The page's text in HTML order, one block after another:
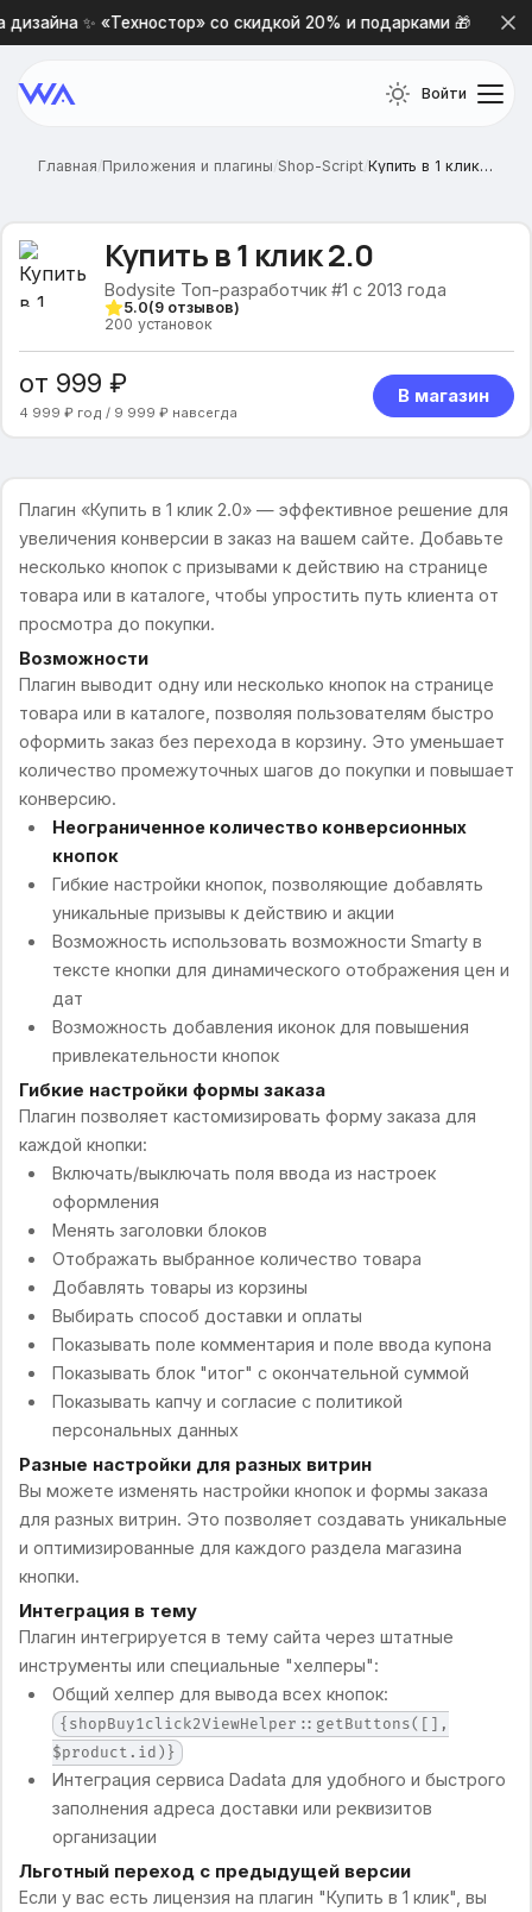
✨ «Техностор» со скидкой 20% и подарками 🎁
Войти
Главная/Приложения и плагины/Shop-Script/ Купить в 1 клик 2.0
Купить в 1 клик 2.0
Bodysite Топ-разработчик #1 с 2013 года
5.0(9отзывов)
200 установок
от 999 ₽
4 999 ₽ год / 9 999 ₽ навсегда
В магазин
Плагин «Купить в 1 клик 2.0» — эффективное решение для
увеличения конверсии в заказ на вашем сайте. Добавьте
несколько кнопок с призывами к действию на странице
товара или в каталоге, чтобы упростить путь клиента от
просмотра до покупки.
Возможности
Плагин выводит одну или несколько кнопок на странице
товара или в каталоге, позволяя пользователям быстро
оформить заказ без перехода в корзину. Это уменьшает
количество промежуточных шагов до покупки и повышает
конверсию.
Неограниченное количество конверсионных
кнопок
Гибкие настройки кнопок, позволяющие добавлять
уникальные призывы к действию и акции
Возможность использовать возможности Smarty в
тексте кнопки для динамического отображения цен и
дат
Возможность добавления иконок для повышения
привлекательности кнопок
Гибкие настройки формы заказа
Плагин позволяет кастомизировать форму заказа для
каждой кнопки:
Включать/выключать поля ввода из настроек
оформления
Менять заголовки блоков
Отображать выбранное количество товара
Добавлять товары из корзины
Выбирать способ доставки и оплаты
Показывать поле комментария и поле ввода купона
Показывать блок "итог" с окончательной суммой
Показывать капчу и согласие с политикой
персональных данных
Разные настройки для разных витрин
Вы можете изменять настройки кнопок и формы заказа
для разных витрин. Это позволяет создавать уникальные
и оптимизированные для каждого раздела магазина
кнопки.
Интеграция в тему
Плагин интегрируется в тему сайта через штатные
инструменты или специальные "хелперы":
Общий хелпер для вывода всех кнопок:
{shopBuy1click2ViewHelper::getButtons([],
$product.id)}
Интеграция сервиса Dadata для удобного и быстрого
заполнения адреса доставки или реквизитов
организации
Льготный переход с предыдущей версии
Если у вас есть лицензия на плагин "Купить в 1 клик", вы